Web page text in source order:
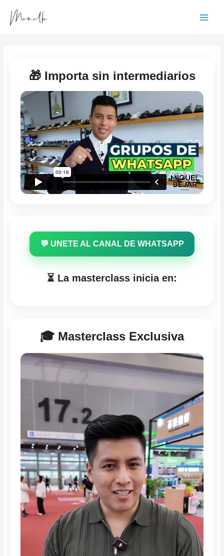
contenido
🎁 Importa sin intermediarios
💬 UNETE AL CANAL DE WHATSAPP
⏳ La masterclass inicia en:
🎓 Masterclass Exclusiva